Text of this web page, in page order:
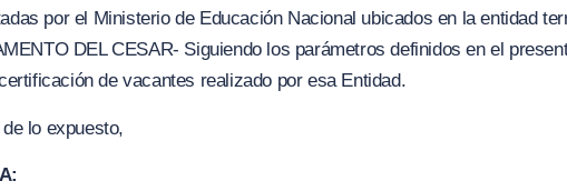
por el Ministerio de Educación Nacional ubicados en la entidad
DEL CESAR- Siguiendo los parámetros definidos en el
de vacantes realizado por esa Entidad.
lo expuesto,